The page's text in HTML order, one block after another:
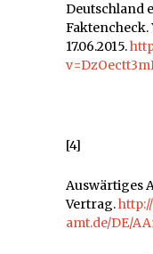
Deutschland
Faktencheck.
17.06.2015.
[4]
Auswärtiges
Vertrag.
amt.de/DE/